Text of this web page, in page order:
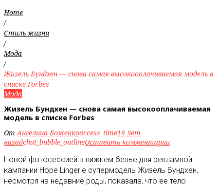
Home
/
Стиль жизни
/
Мода
/
Жизель Бундхен — снова самая высокооплачиваемая модель в
списке Forbes
Мода
Жизель Бундхен — снова самая высокооплачиваемая
модель в списке Forbes
ОтАнгелина Боженкоaccess_time16 лет
назадchat_bubble_outlineОставить комментарий
Новой фотосессией в нижнем белье для рекламной
кампании Hope Lingerie супермодель Жизель Бундхен,
несмотря на недавние роды, показала, что ее тело